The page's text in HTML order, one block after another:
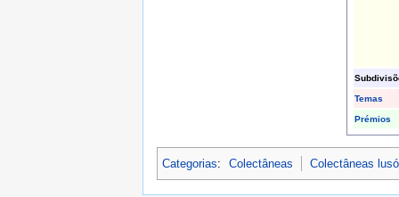
Temas
Prémios
Categorias: Colectâneas Colectâneas